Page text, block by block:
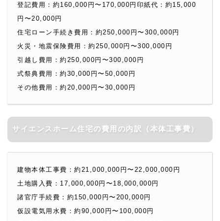
登記費用：約160,000円〜170,000円印紙代：約15,000
円〜20,000円
住宅ローン手続き費用：約250,000円〜300,000円
火災・地震保険費用：約250,000円〜300,000円
引越し費用：約250,000円〜300,000円
式祭典費用：約30,000円〜50,000円
その他費用：約20,000円〜30,000円
サイエンスホーム住宅の費用の内訳（本体工事費）
建物本体工事費：約21,000,000円〜22,000,000円
土地購入費：17,000,000円〜18,000,000円
諸官庁手続費：約150,000円〜200,000円
仮設電気用水費：約90,000円〜100,000円